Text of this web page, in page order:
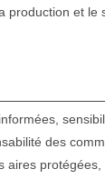
production et le
des